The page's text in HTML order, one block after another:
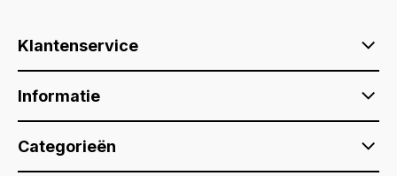
Klantenservice
Informatie
Categorieën